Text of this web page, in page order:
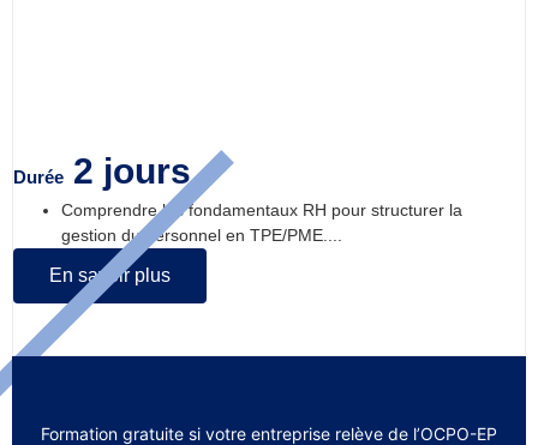
Durée 2 jours
Comprendre les fondamentaux RH pour structurer la
gestion du personnel en TPE/PME....
En savoir plus
Formation gratuite si votre entreprise relève de l’OCPO-EP